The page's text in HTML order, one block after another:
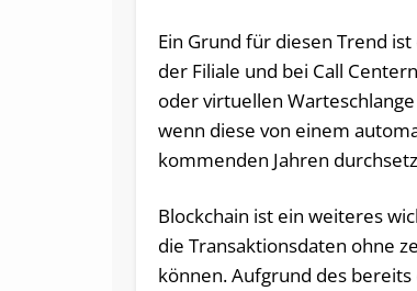
Ein Grund für diesen Trend
der Filiale und bei Call
oder virtuellen
wenn diese von einem
kommenden Jahren
Blockchain ist ein weiteres
die Transaktionsdaten ohne
können. Aufgrund des